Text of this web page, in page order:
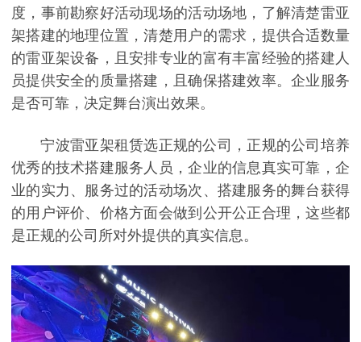
度，事前勘察好活动现场的活动场地，了解清楚雷亚
架搭建的地理位置，清楚用户的需求，提供合适数量
的雷亚架设备，且安排专业的富有丰富经验的搭建人
员提供安全的质量搭建，且确保搭建效率。企业服务
是否可靠，决定舞台演出效果。
宁波雷亚架租赁选正规的公司，正规的公司培养
优秀的技术搭建服务人员，企业的信息真实可靠，企
业的实力、服务过的活动场次、搭建服务的舞台获得
的用户评价、价格方面会做到公开公正合理，这些都
是正规的公司所对外提供的真实信息。